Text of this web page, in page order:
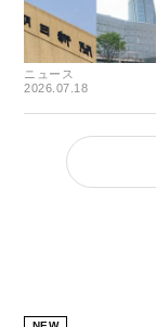
ニュース
2026.07.18